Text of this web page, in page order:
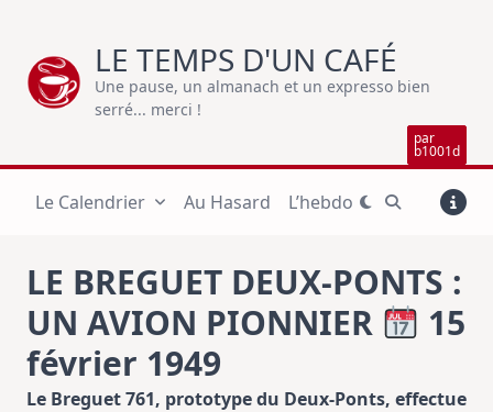
content
LE TEMPS D'UN CAFÉ
Une pause, un almanach et un expresso bien
serré... merci !
par
b1001d
Le Calendrier Au Hasard L’hebdo
LE BREGUET DEUX-PONTS :
UN AVION PIONNIER
15
février 1949
Le Breguet 761, prototype du Deux-Ponts, effectue